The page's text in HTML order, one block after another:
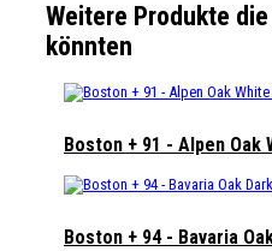
Weitere Produkte
könnten
Boston + 91 - Alpen Oak
Boston + 94 - Bavaria